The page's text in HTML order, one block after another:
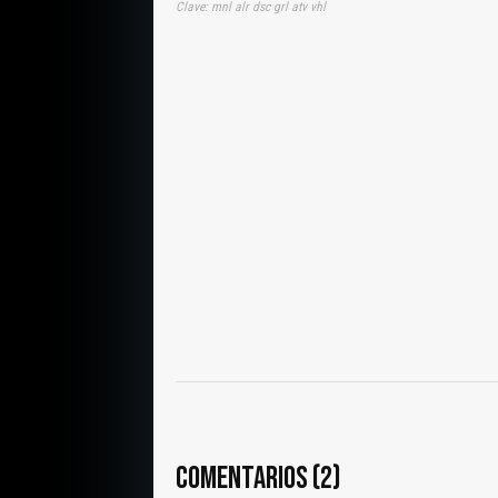
Clave: mnl alr dsc grl atv vhl
COMENTARIOS (2)